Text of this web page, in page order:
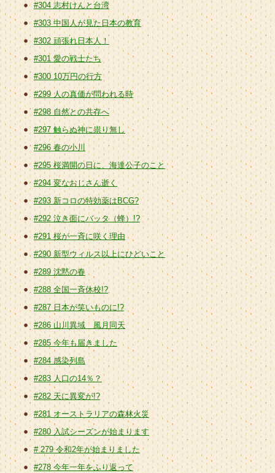
#304 志村けんと台湾
#303 中国人が見た日本の教育
#302 頑張れ日本人！
#301 愛の戦士たち
#300 10万円の行方
#299 人の真価が問われる時
#298 自然との共存へ
#297 触らぬ神に祟り無し
#296 春の小川
#295 桜満開の日に、海達公子のこと
#294 変なおじさん逝く
#293 新コロの特効薬はBCG?
#292 泣き面にバッタ（蜂）!?
#291 桜が一斉に咲く理由
#290 新型ウィルス以上にひどいこと
#289 沈黙の春
#288 全国一斉休校!?
#287 日本が笑いものに!?
#286 山川異域 風月同天
#285 今年も届きました
#284 感染列島
#283 人口の14％？
#282 天に異変が!?
#281 オーストラリアの森林火災
#280 入試シーズンが始まります
# 279 令和2年が始まりました
#278 今年一年をふり返って